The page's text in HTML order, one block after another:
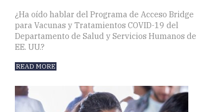
¿Ha oído hablar del Programa de Acceso Bridge
para Vacunas y Tratamientos COVID-19 del
Departamento de Salud y Servicios Humanos de
EE. UU.?
READ MORE